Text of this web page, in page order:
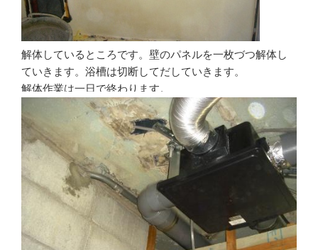
解体しているところです。壁のパネルを一枚づつ解体し
ていきます。浴槽は切断してだしていきます。
解体作業は一日で終わります。